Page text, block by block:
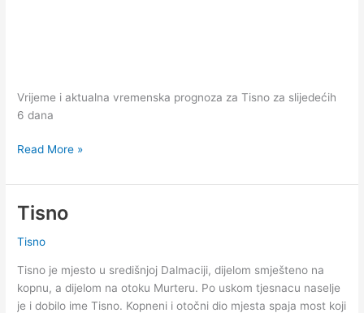
Vrijeme i aktualna vremenska prognoza za Tisno za slijedećih
6 dana
Vrijeme
šestodnevna
vremenska
prognoza
za
Read More »
Tisno
Tisno
Tisno je mjesto u središnjoj Dalmaciji, dijelom smješteno na
kopnu, a dijelom na otoku Murteru. Po uskom tjesnacu naselje
je i dobilo ime Tisno. Kopneni i otočni dio mjesta spaja most koji